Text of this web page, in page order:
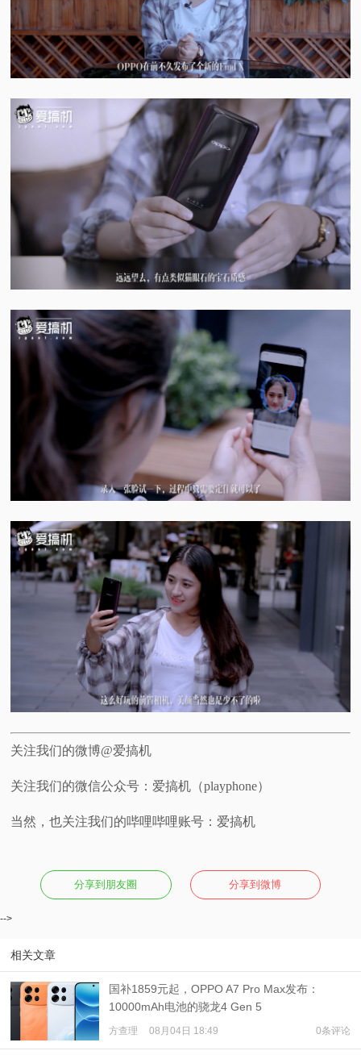
关注我们的微博@爱搞机
关注我们的微信公众号：爱搞机（playphone）
当然，也关注我们的哔哩哔哩账号：爱搞机
分享到朋友圈 分享到微博
-->
相关文章
国补1859元起，OPPO A7 Pro Max发布：
10000mAh电池的骁龙4 Gen 5
方查理 08月04日 18:49 0条评论